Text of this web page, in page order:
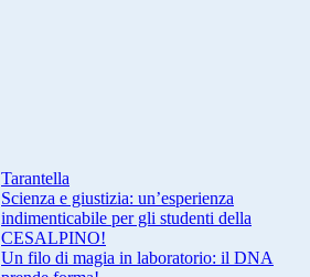
Tarantella
Scienza e giustizia: un’esperienza
indimenticabile per gli studenti della
CESALPINO!
Un filo di magia in laboratorio: il DNA